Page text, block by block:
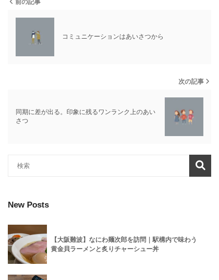
前の記事
コミュニケーションはあいさつから
次の記事
同期に差が出る。印象に残るワンランク上のあい
さつ
New Posts
【大阪難波】なにわ麺次郎を訪問｜駅構内で味わう
黄金貝ラーメンと炙りチャーシュー丼